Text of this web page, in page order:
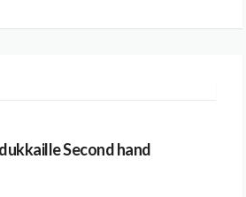
Second hand